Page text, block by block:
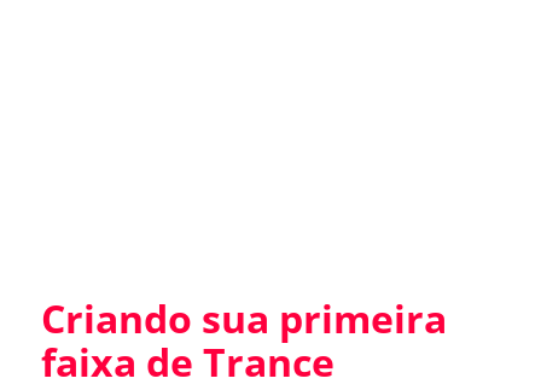
Criando sua primeira
faixa de Trance